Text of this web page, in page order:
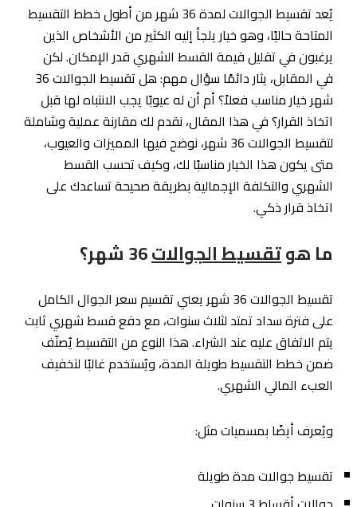
يُعد تقسيط الجوالات لمدة 36 شهر من أطول خطط التقسيط
المتاحة حاليًا، وهو خيار يلجأ إليه الكثير من الأشخاص الذين
يرغبون في تقليل قيمة القسط الشهري قدر الإمكان. لكن
في المقابل، يثار دائمًا سؤال مهم: هل تقسيط الجوالات 36
شهر خيار مناسب فعلاً؟ أم أن له عيوبًا يجب الانتباه لها قبل
اتخاذ القرار؟ في هذا المقال، نقدم لك مقارنة عملية وشاملة
لتقسيط الجوالات 36 شهر، نوضح فيها المميزات والعيوب،
متى يكون هذا الخيار مناسبًا لك، وكيف تحسب القسط
الشهري والتكلفة الإجمالية بطريقة صحيحة تساعدك على
اتخاذ قرار ذكي.
ما هوتقسيط الجوالات
تقسيط الجوالات 36 شهر يعني تقسيم سعر الجوال الكامل
على فترة سداد تمتد لثلاث سنوات، مع دفع قسط شهري ثابت
يتم الاتفاق عليه عند الشراء. هذا النوع من التقسيط يُصنّف
ضمن خطط التقسيط طويلة المدة، ويُستخدم غالبًا لتخفيف
العبء المالي الشهري.
ويُعرف أيضًا بمسميات مثل:
تقسيط جوالات مدة طويلة